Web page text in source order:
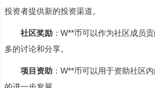
投资者提供新的投资渠道。
社区奖励：W**币可以作为社区成员
多的讨论和分享。
项目资助：W**币可以用于资助社区